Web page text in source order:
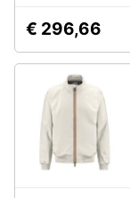
€ 296,66